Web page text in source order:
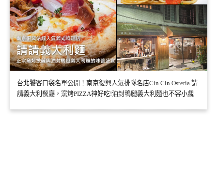
台北饕客口袋名單公開！南京復興人氣排隊名店Cin Cin Osteria 請
請義大利餐廳，窯烤PIZZA神好吃!油封鴨腿義大利麵也不容小覷